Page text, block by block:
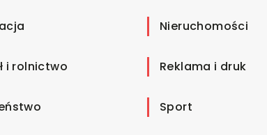
Nieruchomości
i rolnictwo Reklama i druk
Sport